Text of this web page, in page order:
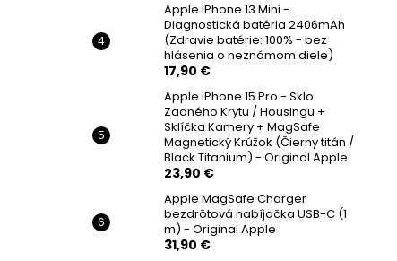
Apple iPhone 13 Mini -
Diagnostická batéria 2406mAh
(Zdravie batérie: 100% - bez
hlásenia o neznámom diele)
17,90 €
Apple iPhone 15 Pro - Sklo
Zadného Krytu / Housingu +
Sklíčka Kamery + MagSafe
Magnetický Krúžok (Čierny titán /
Black Titanium) - Original Apple
23,90 €
Apple MagSafe Charger
bezdrôtová nabíjačka USB-C (1
m) - Original Apple
31,90 €